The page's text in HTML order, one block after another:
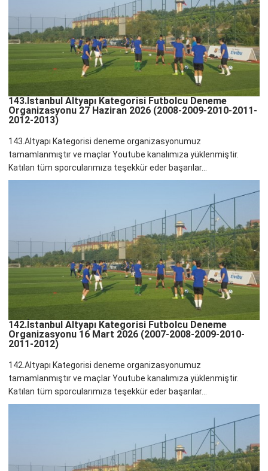
143.İstanbul Altyapı Kategorisi Futbolcu Deneme
Organizasyonu 27 Haziran 2026 (2008-2009-2010-2011-
2012-2013)
143.Altyapı Kategorisi deneme organizasyonumuz
tamamlanmıştır ve maçlar Youtube kanalımıza yüklenmiştir.
Katılan tüm sporcularımıza teşekkür eder başarılar...
142.İstanbul Altyapı Kategorisi Futbolcu Deneme
Organizasyonu 16 Mart 2026 (2007-2008-2009-2010-
2011-2012)
142.Altyapı Kategorisi deneme organizasyonumuz
tamamlanmıştır ve maçlar Youtube kanalımıza yüklenmiştir.
Katılan tüm sporcularımıza teşekkür eder başarılar...